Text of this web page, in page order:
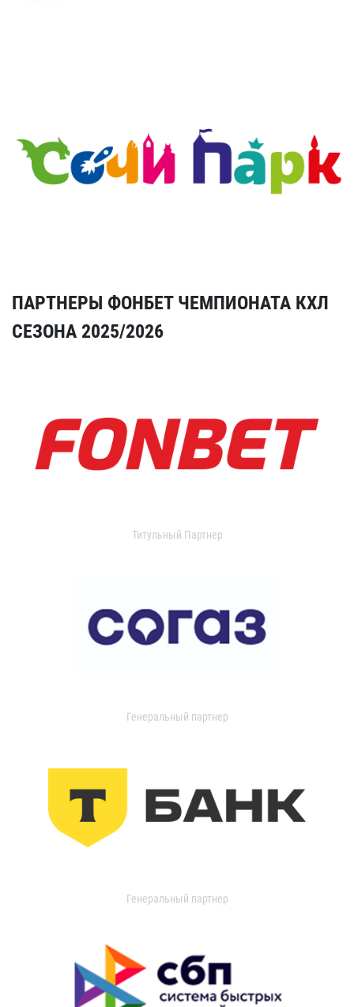
ПАРТНЕРЫ ФОНБЕТ ЧЕМПИОНАТА КХЛ
СЕЗОНА 2025/2026
Титульный Партнер
Генеральный партнер
Генеральный партнер